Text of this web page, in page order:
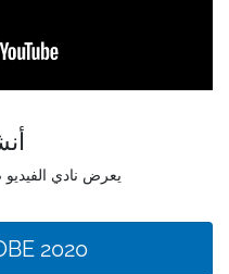
يعرض نادي
2020